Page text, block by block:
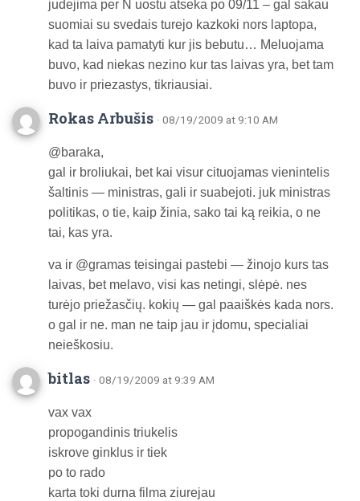
judejima per N uostu atseka po 09/11 – gal sakau
suomiai su svedais turejo kazkoki nors laptopa,
kad ta laiva pamatyti kur jis bebutu… Meluojama
buvo, kad niekas nezino kur tas laivas yra, bet tam
buvo ir priezastys, tikriausiai.
Rokas Arbušis · 08/19/2009 at 9:10 AM
@baraka,
gal ir broliukai, bet kai visur cituojamas vienintelis
šaltinis — ministras, gali ir suabejoti. juk ministras
politikas, o tie, kaip žinia, sako tai ką reikia, o ne
tai, kas yra.
va ir @gramas teisingai pastebi — žinojo kurs tas
laivas, bet melavo, visi kas netingi, slėpė. nes
turėjo priežasčių. kokių — gal paaiškės kada nors.
o gal ir ne. man ne taip jau ir įdomu, specialiai
neieškosiu.
bitlas · 08/19/2009 at 9:39 AM
vax vax
propogandinis triukelis
iskrove ginklus ir tiek
po to rado
karta toki durna filma ziurejau